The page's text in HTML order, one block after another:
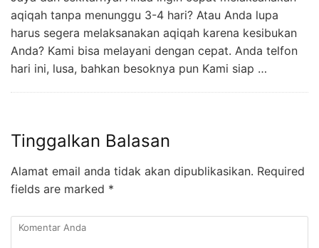
aqiqah tanpa menunggu 3-4 hari? Atau Anda lupa
harus segera melaksanakan aqiqah karena kesibukan
Anda? Kami bisa melayani dengan cepat. Anda telfon
hari ini, lusa, bahkan besoknya pun Kami siap …
Tinggalkan Balasan
Alamat email anda tidak akan dipublikasikan. Required
fields are marked *